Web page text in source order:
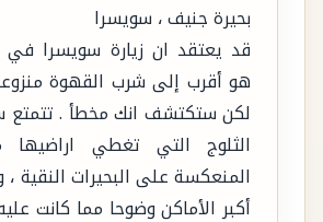
بحيرة جنيف ، سويسرا
قد يعتقد ان زيارة سويسرا
هو أقرب إلى شرب القهوة
لكن ستكتشف انك مخطأ . تتمتع
الثلوج التي تغطي
المنعكسة على البحيرات النقية
أكبر الأماكن وضوحا مما كانت